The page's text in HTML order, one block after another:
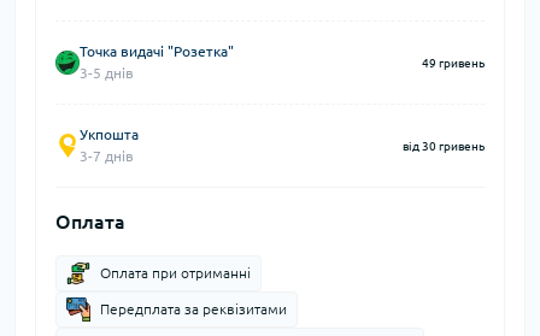
Точка видачі "Розетка"
3-5 днів
49 гривень
Укпошта
3-7 днів
від 30 гривень
Оплата
Оплата при отриманні
Передплата за реквізитами